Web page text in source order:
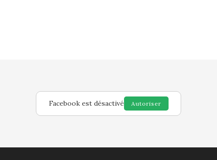
Facebook est désactivé Autoriser